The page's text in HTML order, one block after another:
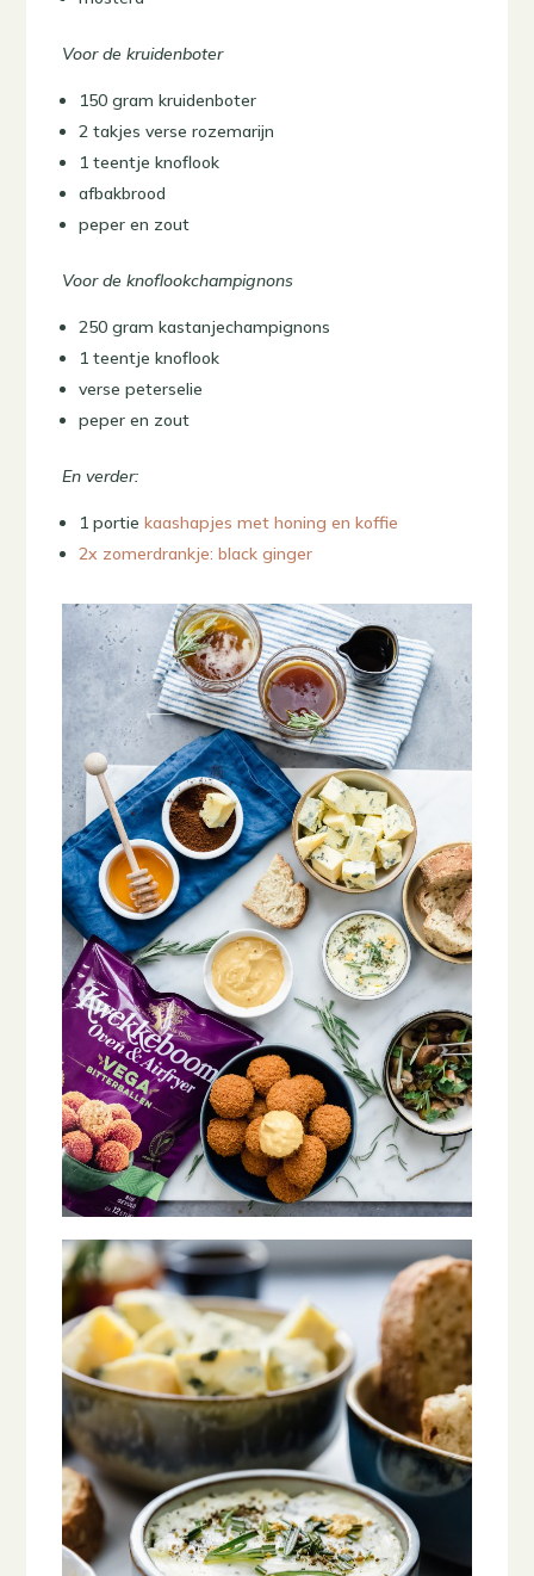
Voor de kruidenboter
150 gram kruidenboter
2 takjes verse rozemarijn
1 teentje knoflook
afbakbrood
peper en zout
Voor de knoflookchampignons
250 gram kastanjechampignons
1 teentje knoflook
verse peterselie
peper en zout
En verder:
1 portiekaashapjes met honing en koffie
2x zomerdrankje: black ginger